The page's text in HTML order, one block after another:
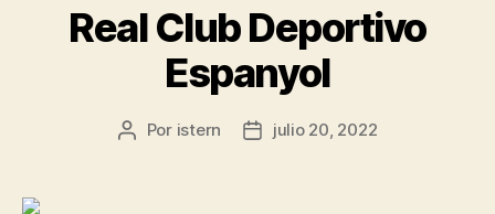
Real Club Deportivo
Espanyol
Autor
Por istern
Fechajulio 20, 2022